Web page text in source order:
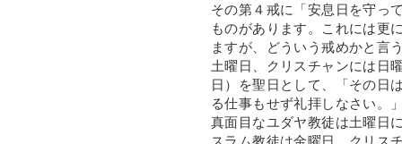
その第４戒に「安息日を守っ
ものがあります。これには更
ますが、どういう戒めかと言
土曜日、クリスチャンには日
日）を聖日として、「その日
る仕事もせず礼拝しなさい。
真面目なユダヤ教徒は土曜日
スラム教徒は金曜日、クリス